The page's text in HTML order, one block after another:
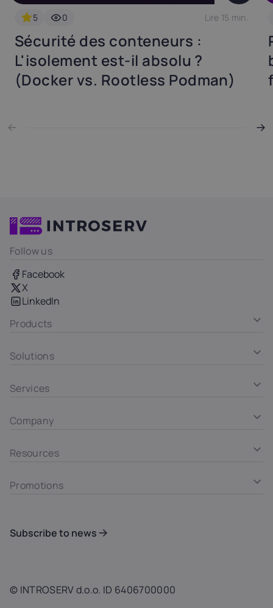
5 0 Lire 15 min.
Sécurité des conteneurs :
L'isolement est-il absolu ?
(Docker vs. Rootless Podman)
Follow us
Facebook
X
LinkedIn
Products
Solutions
Services
Company
Resources
Promotions
Subscribe to news
© INTROSERV d.o.o. ID 6406700000